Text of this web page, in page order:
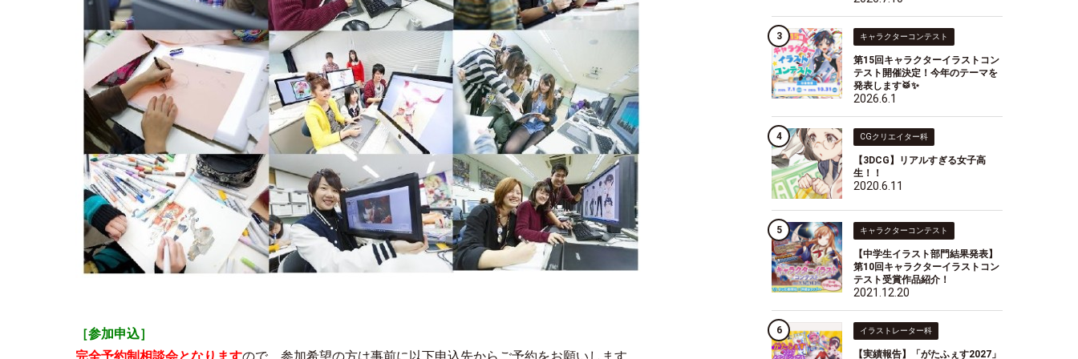
［参加申込］
完全予約制相談会となりますので、参加希望の方は事前に以下申込先からご予約をお願いします
キャラクターコンテスト
第15回キャラクターイラストコン
テスト開催決定！今年のテーマを
発表します🥁✨
2026.6.1
CGクリエイター科
【3DCG】リアルすぎる女子高
生！！
2020.6.11
キャラクターコンテスト
【中学生イラスト部門結果発表】
第10回キャラクターイラストコン
テスト受賞作品紹介！
2021.12.20
イラストレーター科
【実績報告】「がたふぇす2027」